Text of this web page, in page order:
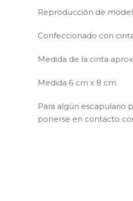
Reproducción de
Confeccionado con
Medida de la cinta
Medida 6 cm x 8 cm.
Para algún escapulario
ponerse en contacto